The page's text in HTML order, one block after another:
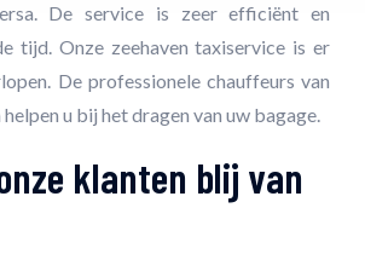
De service is zeer efficiënt en
tijd. Onze zeehaven taxiservice is er
De professionele chauffeurs van
u bij het dragen van uw bagage.
klanten blij van